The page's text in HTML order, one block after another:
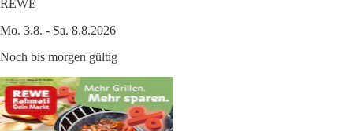
REWE
Mo. 3.8. - Sa. 8.8.2026
Noch bis morgen gültig